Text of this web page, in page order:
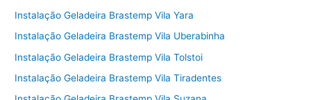
Instalação Geladeira Brastemp Vila Yara
Instalação Geladeira Brastemp Vila Uberabinha
Instalação Geladeira Brastemp Vila Tolstoi
Instalação Geladeira Brastemp Vila Tiradentes